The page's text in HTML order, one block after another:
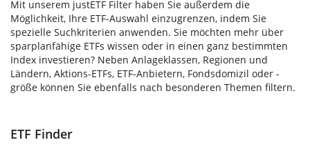
Mit unserem justETF Filter haben Sie außerdem die
Möglichkeit, Ihre ETF-Auswahl einzugrenzen, indem Sie
spezielle Suchkriterien anwenden. Sie möchten mehr über
sparplanfähige ETFs wissen oder in einen ganz bestimmten
Index investieren? Neben Anlageklassen, Regionen und
Ländern, Aktions-ETFs, ETF-Anbietern, Fondsdomizil oder -
größe können Sie ebenfalls nach besonderen Themen filtern.
ETF Finder